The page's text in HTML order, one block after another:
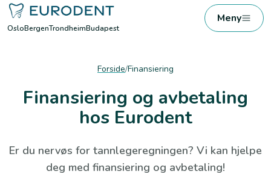
OsloBergenTrondheimBudapest
Meny
Forside/Finansiering
Finansiering og avbetaling
hos Eurodent
Er du nervøs for tannlegeregningen? Vi kan hjelpe
deg med finansiering og avbetaling!